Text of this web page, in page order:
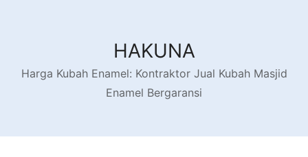
HAKUNA
Harga Kubah Enamel: Kontraktor Jual Kubah Masjid
Enamel Bergaransi